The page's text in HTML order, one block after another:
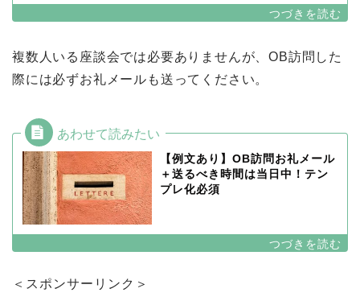
複数人いる座談会では必要ありませんが、OB訪問した
際には必ずお礼メールも送ってください。
【例文あり】OB訪問お礼メール
＋送るべき時間は当日中！テン
プレ化必須
＜スポンサーリンク＞